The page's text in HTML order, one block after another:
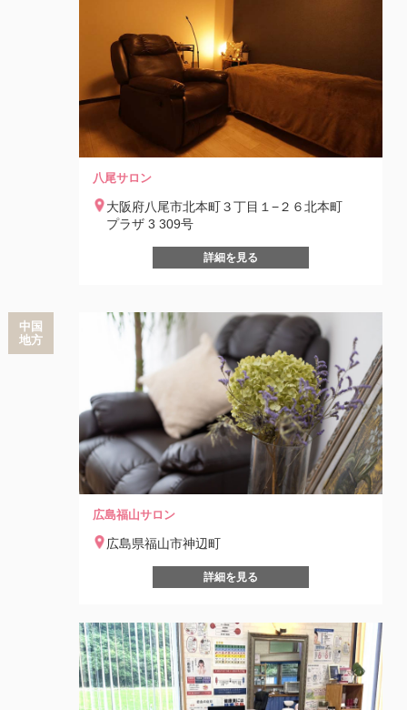
八尾サロン
大阪府八尾市北本町３丁目１−２６北本町
プラザ 3 309号
詳細を見る
中国
地方
広島福山サロン
広島県福山市神辺町
詳細を見る